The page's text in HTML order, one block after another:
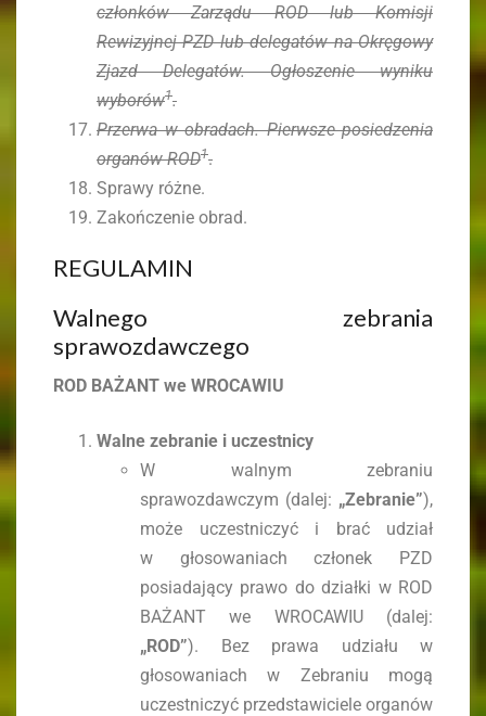
członków Zarządu ROD lub Komisji
Rewizyjnej PZD lub delegatów na Okręgowy
Zjazd Delegatów. Ogłoszenie wyniku
wyborów1.
Przerwa w obradach. Pierwsze posiedzenia
organów ROD1.
Sprawy różne.
Zakończenie obrad.
REGULAMIN
Walnego zebrania
sprawozdawczego
ROD BAŻANT we WROCAWIU
Walne zebranie i uczestnicy
W walnym zebraniu
sprawozdawczym (dalej: „Zebranie”),
może uczestniczyć i brać udział
w głosowaniach członek PZD
posiadający prawo do działki w ROD
BAŻANT we WROCAWIU (dalej:
„ROD”). Bez prawa udziału w
głosowaniach w Zebraniu mogą
uczestniczyć przedstawiciele organów